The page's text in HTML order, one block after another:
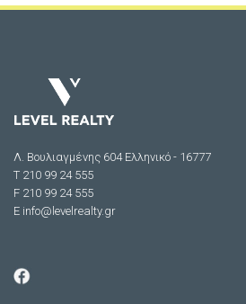
Λ. Βουλιαγμένης 604 Ελληνικό - 16777
Τ 210 99 24 555
F 210 99 24 555
E info@levelrealty.gr